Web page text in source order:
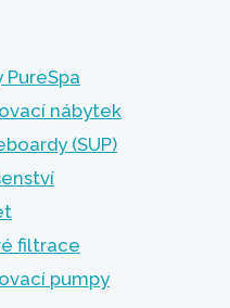
PureSpa
nábytek
(SUP)
filtrace
pumpy